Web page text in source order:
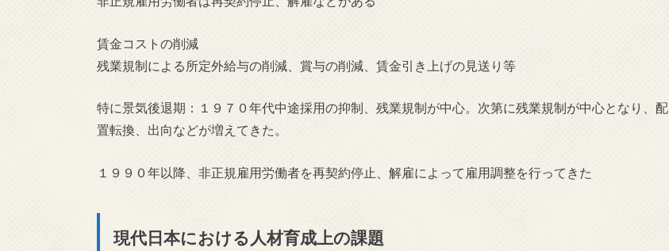
賃金コストの削減
残業規制による所定外給与の削減、賞与の削減、賃金引き上げの見送り等
特に景気後退期：１９７０年代中途採用の抑制、残業規制が中心。次第に残業規制が中心となり、配
置転換、出向などが増えてきた。
１９９０年以降、非正規雇用労働者を再契約停止、解雇によって雇用調整を行ってきた
現代日本における人材育成上の課題